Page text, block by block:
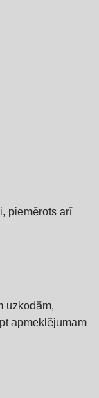
piemērots arī
uzkodām,
apmeklējumam